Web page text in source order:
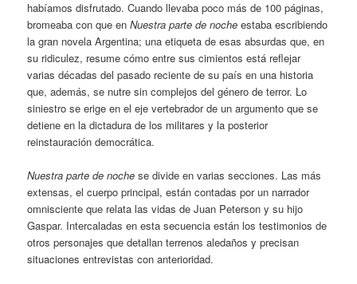
habíamos disfrutado. Cuando llevaba poco más de 100 páginas,
bromeaba con que enNuestra parte de noche estaba escribiendo
la gran novela Argentina; una etiqueta de esas absurdas que, en
su ridiculez, resume cómo entre sus cimientos está reflejar
varias décadas del pasado reciente de su país en una historia
que, además, se nutre sin complejos del género de terror. Lo
siniestro se erige en el eje vertebrador de un argumento que se
detiene en la dictadura de los militares y la posterior
reinstauración democrática.
Nuestra parte de nochese divide en varias secciones. Las más
extensas, el cuerpo principal, están contadas por un narrador
omnisciente que relata las vidas de Juan Peterson y su hijo
Gaspar. Intercaladas en esta secuencia están los testimonios de
otros personajes que detallan terrenos aledaños y precisan
situaciones entrevistas con anterioridad.